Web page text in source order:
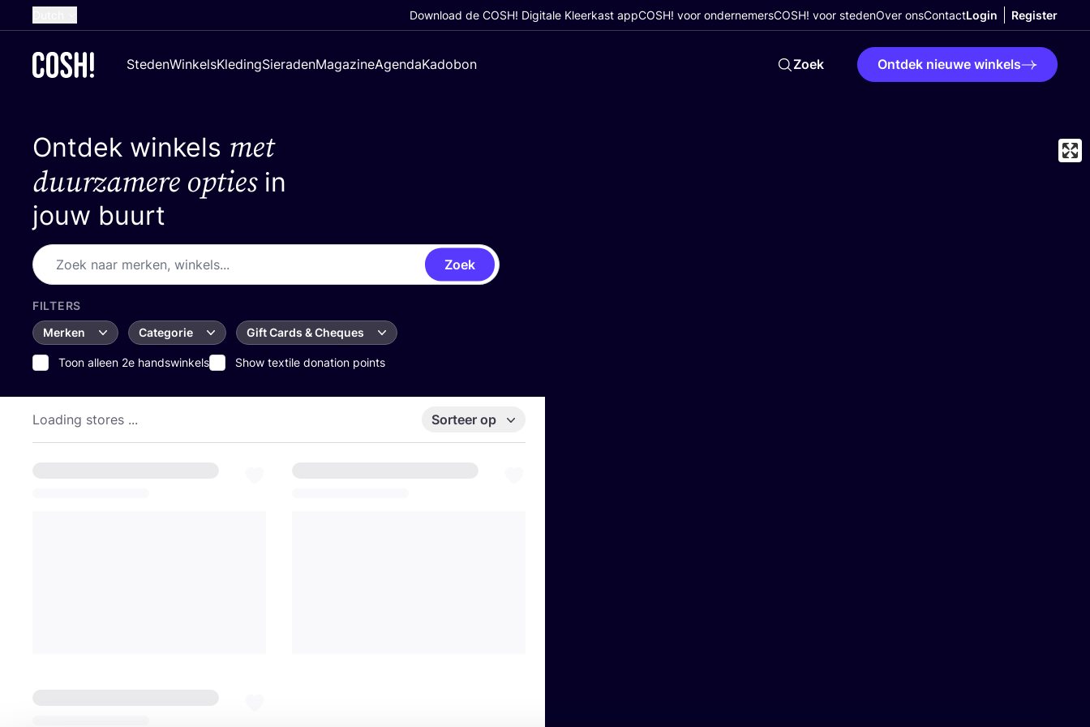
French
German
Croatian
Download de COSH! Digitale Kleerkast appCOSH! voor ondernemersCOSH! voor stedenOver onsContactLogin Register
StedenWinkelsKledingSieradenMagazineAgendaKadobon Zoek Ontdek nieuwe winkels
Ontdek winkels met
duurzamere optiesin
jouw buurt
Zoek
FILTERS
Merken
Categorie Gift Cards & Cheques
Toon alleen 2e handswinkels Show textile donation points
Loading stores ... Sorteer op